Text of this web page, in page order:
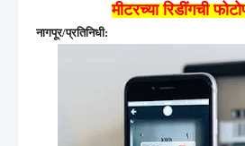
मीटरच्या रिडींगची
नागपूर/प्रतिनिधी: